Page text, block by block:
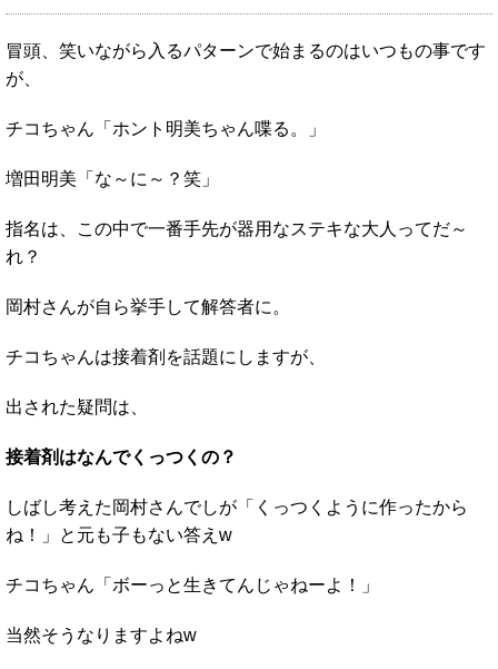
冒頭、笑いながら入るパターンで始まるのはいつもの事です
が、
チコちゃん「ホント明美ちゃん喋る。」
増田明美「な～に～？笑」
指名は、この中で一番手先が器用なステキな大人ってだ～
れ？
岡村さんが自ら挙手して解答者に。
チコちゃんは接着剤を話題にしますが、
出された疑問は、
接着剤はなんでくっつくの？
しばし考えた岡村さんでしが「くっつくように作ったから
ね！」と元も子もない答えw
チコちゃん「ボーっと生きてんじゃねーよ！」
当然そうなりますよねw